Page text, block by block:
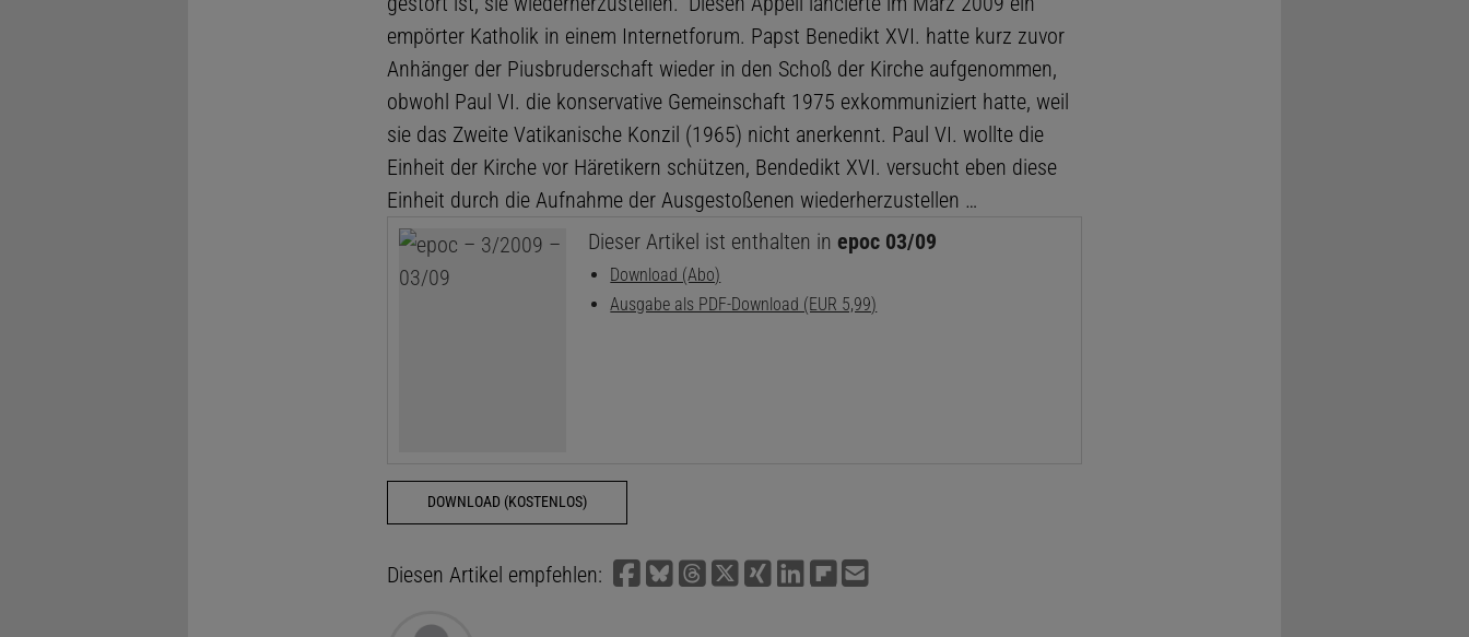
empörter Katholik in einem Internetforum. Papst Benedikt XVI. hatte kurz zuvor
Anhänger der Piusbruderschaft wieder in den Schoß der Kirche aufgenommen,
obwohl Paul VI. die konservative Gemeinschaft 1975 exkommuniziert hatte, weil
sie das Zweite Vatikanische Konzil (1965) nicht anerkennt. Paul VI. wollte die
Einheit der Kirche vor Häretikern schützen, Bendedikt XVI. versucht eben diese
Einheit durch die Aufnahme der Ausgestoßenen wiederherzustellen …
Dieser Artikel ist enthalten inepoc 03/09
Download (Abo)
Ausgabe als PDF-Download (EUR 5,99)
DOWNLOAD (KOSTENLOS)
Diesen Artikel empfehlen: